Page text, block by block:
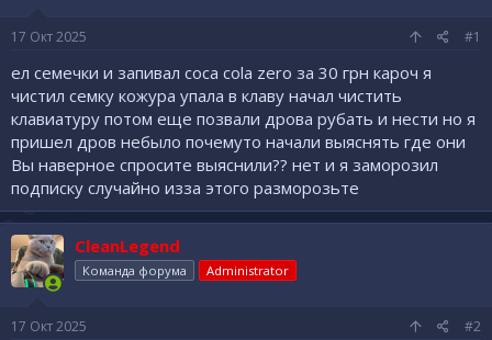
17 Окт 2025 #1
ел семечки и запивал coca cola zero за 30 грн кароч я
чистил семку кожура упала в клаву начал чистить
клавиатуру потом еще позвали дрова рубать и нести но я
пришел дров небыло почемуто начали выяснять где они
Вы наверное спросите выяснили?? нет и я заморозил
подписку случайно изза этого разморозьте
CleanLegend
Команда форума Administrator
17 Окт 2025 #2